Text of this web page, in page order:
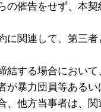
の催告をせず、本
関連して、第三者
結する場合におい
が暴力団員等ある
、他方当事者は、